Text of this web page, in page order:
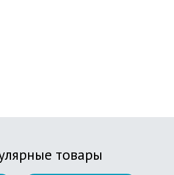
товары